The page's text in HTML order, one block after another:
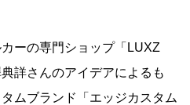
ーの専門ショップ「LUXZ
詳さんのアイデアによるも
ムブランド「エッジカスタム